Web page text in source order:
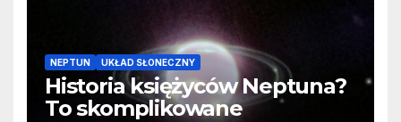
NEPTUN UKŁAD SŁONECZNY
Historia księżyców Neptuna?
To skomplikowane